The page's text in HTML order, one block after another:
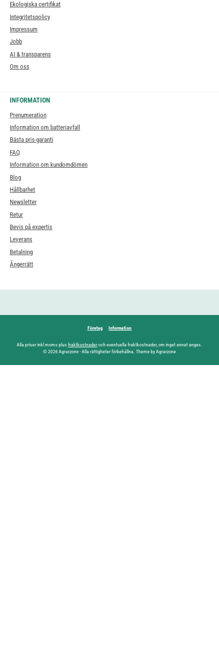
Ekologiska certifikat
Integritetspolicy
Impressum
Jobb
AI & transparens
Om oss
INFORMATION
Prenumeration
Information om batteriavfall
Bästa pris-garanti
FAQ
Information om kundomdömen
Blog
Hållbarhet
Newsletter
Retur
Bevis på expertis
Leverans
Betalning
Ångerrätt
Företag Information
Alla priser inkl moms plus fraktkostnaderoch eventuella fraktkostnader, om inget annat anges.
© 2026 Agrarzone - Alla rättigheter förbehållna. Theme by Agrarzone